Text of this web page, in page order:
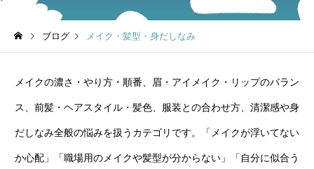
ブログ メイク・髪型・身だしなみ
メイクの濃さ・やり方・順番、眉・アイメイク・リップのバラン
ス、前髪・ヘアスタイル・髪色、服装との合わせ方、清潔感や身
だしなみ全般の悩みを扱うカテゴリです。「メイクが浮いてない
か心配」「職場用のメイクや髪型が分からない」「自分に似合う